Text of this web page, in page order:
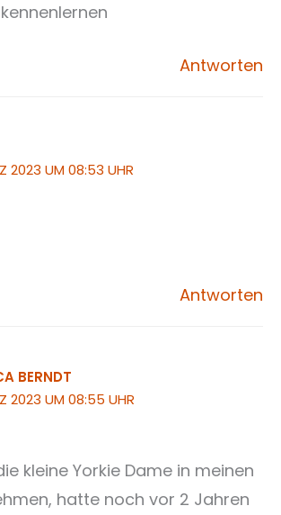
Antworten
2023 UM 08:53 UHR
Antworten
BERNDT
2023 UM 08:55 UHR
Yorkie Dame in meinen
hatte noch vor 2 Jahren